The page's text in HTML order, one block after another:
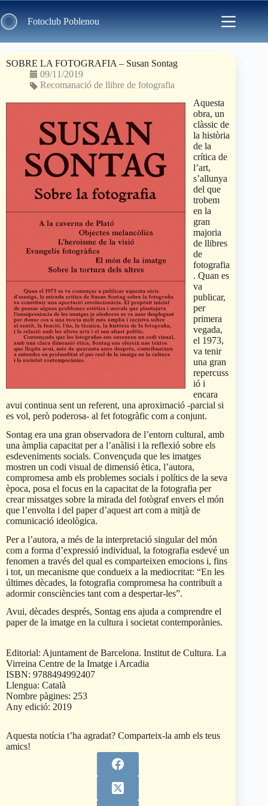
to
content Fotoclub Poblenou
SOBRE LA FOTOGRAFIA – Susan Sontag
09/11/2019
Recomanació de llibre de fotografia
Aquesta
obra, un
clàssic de
la història
de la
crítica de
l’art,
s’allunya
del que
trobem
en la
gran
majoria
de llibres
de
fotografia
. Quan es
va
publicar,
per
primera
vegada,
el 1973,
va tenir
una gran
repercuss
ió i
encara
avui continua sent un referent, una aproximació -parcial si
es vol, però poderosa- al fet fotogràfic com a conjunt.
Sontag era una gran observadora de l’entorn cultural, amb
una àmplia capacitat per a l’anàlisi i la reflexió sobre els
esdeveniments socials. Convençuda que les imatges
mostren un codi visual de dimensió ètica, l’autora,
compromesa amb els problemes socials i polítics de la seva
època, posa el focus en la capacitat de la fotografia per
crear missatges sobre la mirada del fotògraf envers el món
que l’envolta i del paper d’aquest art com a mitjà de
comunicació ideològica.
Per a l’autora, a més de la interpretació singular del món
com a forma d’expressió individual, la fotografia esdevé un
fenomen a través del qual es comparteixen emocions i, fins
i tot, un mecanisme que condueix a la mediocritat: “En les
últimes dècades, la fotografia compromesa ha contribuït a
adormir consciències tant com a despertar-les”.
Avui, dècades després, Sontag ens ajuda a comprendre el
paper de la imatge en la cultura i societat contemporànies.
Editorial: Ajuntament de Barcelona. Institut de Cultura. La
Virreina Centre de la Imatge i Arcadia
ISBN: 9788494992407
Llengua: Català
Nombre pàgines: 253
Any edició: 2019
Aquesta notícia t’ha agradat? Comparteix-la amb els teus
amics!